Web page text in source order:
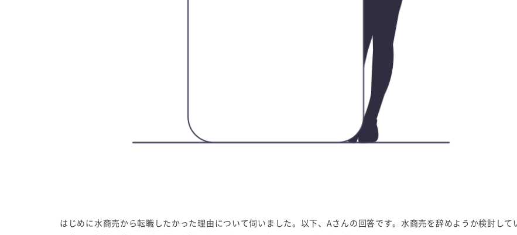
はじめに水商売から転職したかった理由について伺いました。以下、Aさんの回答です。水商売を辞めようか検討して